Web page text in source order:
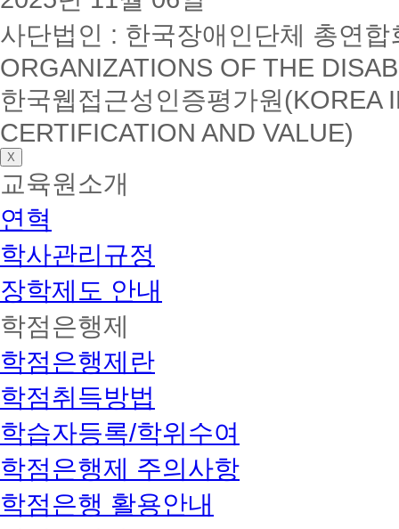
사단법인 : 한국장애인단체 총연
ORGANIZATIONS OF THE
한국웹접근성인증평가원(KOREA
CERTIFICATION AND VALUE)
X
교육원소개
연혁
학사관리규정
장학제도 안내
학점은행제
학점은행제란
학점취득방법
학습자등록/학위수여
학점은행제 주의사항
학점은행 활용안내